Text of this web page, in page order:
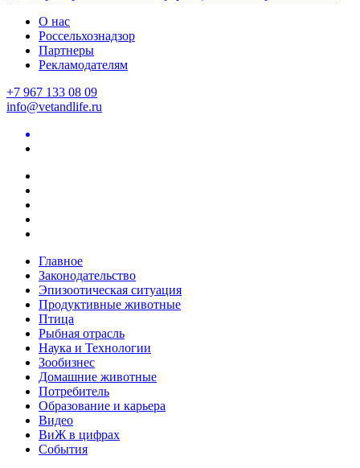
О нас
Россельхознадзор
Партнеры
Рекламодателям
+7 967 133 08 09
info@vetandlife.ru
Главное
Законодательство
Эпизоотическая ситуация
Продуктивные животные
Птица
Рыбная отрасль
Наука и Технологии
Зообизнес
Домашние животные
Потребитель
Образование и карьера
Видео
ВиЖ в цифрах
События